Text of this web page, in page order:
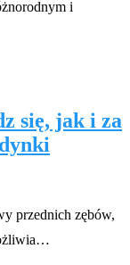
i
się, jak i za
przednich zębów,